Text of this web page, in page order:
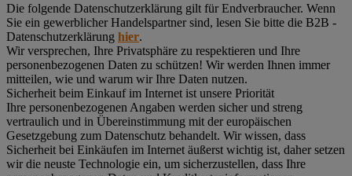
Die folgende Datenschutzerklärung gilt für Endverbraucher. Wenn
Sie ein gewerblicher Handelspartner sind, lesen Sie bitte die B2B -
Datenschutzerklärung hier.
Wir versprechen, Ihre Privatsphäre zu respektieren und Ihre
personenbezogenen Daten zu schützen! Wir werden Ihnen immer
mitteilen, wie und warum wir Ihre Daten nutzen.
Sicherheit beim Einkauf im Internet ist unsere Priorität
Ihre personenbezogenen Angaben werden sicher und streng
vertraulich und in Übereinstimmung mit der europäischen
Gesetzgebung zum Datenschutz behandelt. Wir wissen, dass
Sicherheit bei Einkäufen im Internet äußerst wichtig ist, daher setzen
wir die neuste Technologie ein, um sicherzustellen, dass Ihre